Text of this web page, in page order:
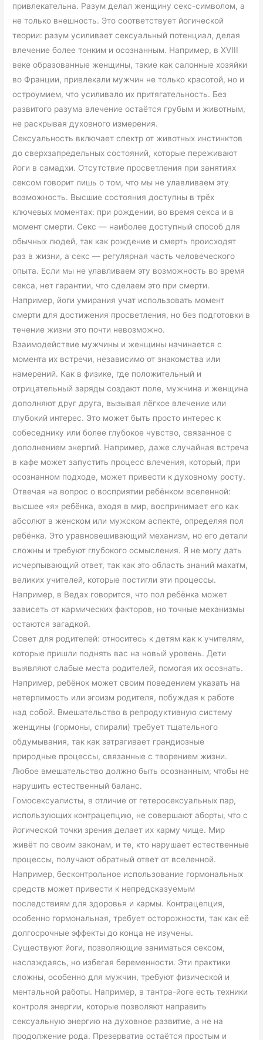
привлекательна. Разум делал женщину секс-символом, а
не только внешность. Это соответствует йогической
теории: разум усиливает сексуальный потенциал, делая
влечение более тонким и осознанным. Например, в XVIII
веке образованные женщины, такие как салонные хозяйки
во Франции, привлекали мужчин не только красотой, но и
остроумием, что усиливало их притягательность. Без
развитого разума влечение остаётся грубым и животным,
не раскрывая духовного измерения.
Сексуальность включает спектр от животных инстинктов
до сверхзапредельных состояний, которые переживают
йоги в самадхи. Отсутствие просветления при занятиях
сексом говорит лишь о том, что мы не улавливаем эту
возможность. Высшие состояния доступны в трёх
ключевых моментах: при рождении, во время секса и в
момент смерти. Секс — наиболее доступный способ для
обычных людей, так как рождение и смерть происходят
раз в жизни, а секс — регулярная часть человеческого
опыта. Если мы не улавливаем эту возможность во время
секса, нет гарантии, что сделаем это при смерти.
Например, йоги умирания учат использовать момент
смерти для достижения просветления, но без подготовки в
течение жизни это почти невозможно.
Взаимодействие мужчины и женщины начинается с
момента их встречи, независимо от знакомства или
намерений. Как в физике, где положительный и
отрицательный заряды создают поле, мужчина и женщина
дополняют друг друга, вызывая лёгкое влечение или
глубокий интерес. Это может быть просто интерес к
собеседнику или более глубокое чувство, связанное с
дополнением энергий. Например, даже случайная встреча
в кафе может запустить процесс влечения, который, при
осознанном подходе, может привести к духовному росту.
Отвечая на вопрос о восприятии ребёнком вселенной:
высшее «я» ребёнка, входя в мир, воспринимает его как
абсолют в женском или мужском аспекте, определяя пол
ребёнка. Это уравновешивающий механизм, но его детали
сложны и требуют глубокого осмысления. Я не могу дать
исчерпывающий ответ, так как это область знаний махатм,
великих учителей, которые постигли эти процессы.
Например, в Ведах говорится, что пол ребёнка может
зависеть от кармических факторов, но точные механизмы
остаются загадкой.
Совет для родителей: относитесь к детям как к учителям,
которые пришли поднять вас на новый уровень. Дети
выявляют слабые места родителей, помогая их осознать.
Например, ребёнок может своим поведением указать на
нетерпимость или эгоизм родителя, побуждая к работе
над собой. Вмешательство в репродуктивную систему
женщины (гормоны, спирали) требует тщательного
обдумывания, так как затрагивает грандиозные
природные процессы, связанные с творением жизни.
Любое вмешательство должно быть осознанным, чтобы не
нарушить естественный баланс.
Гомосексуалисты, в отличие от гетеросексуальных пар,
использующих контрацепцию, не совершают аборты, что с
йогической точки зрения делает их карму чище. Мир
живёт по своим законам, и те, кто нарушает естественные
процессы, получают обратный ответ от вселенной.
Например, бесконтрольное использование гормональных
средств может привести к непредсказуемым
последствиям для здоровья и кармы. Контрацепция,
особенно гормональная, требует осторожности, так как её
долгосрочные эффекты до конца не изучены.
Существуют йоги, позволяющие заниматься сексом,
наслаждаясь, но избегая беременности. Эти практики
сложны, особенно для мужчин, требуют физической и
ментальной работы. Например, в тантра-йоге есть техники
контроля энергии, которые позволяют направить
сексуальную энергию на духовное развитие, а не на
продолжение рода. Презерватив остаётся простым и